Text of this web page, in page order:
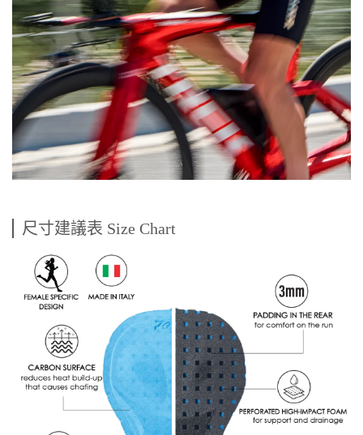
尺寸建議表 Size Chart